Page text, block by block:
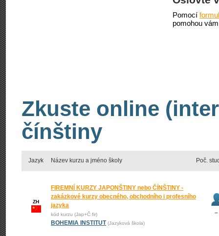
Pomocí
pomohou
Zkuste online
čínštiny
Jazyk Název kurzu a jméno školy Poč.
ZH
FIREMNÍ KURZY JAPONŠTINY nebo ČÍNŠTINY -
zakázkové kurzy obecného, obchodního i profesního
jazyka
kód kurzu (Jap+Č fir)
BOHEMIA INSTITUT (Jazyková škola)
–